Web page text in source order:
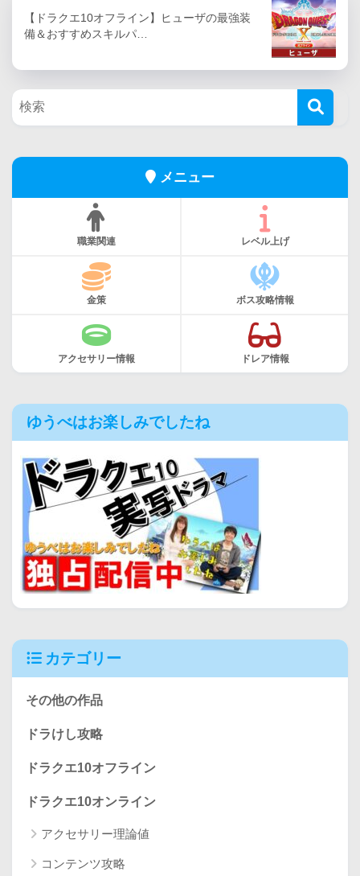
【ドラクエ10オフライン】ヒューザの最強装
備＆おすすめスキルパ…
メニュー
職業関連 レベル上げ
金策 ボス攻略情報
アクセサリー情報 ドレア情報
ゆうべはお楽しみでしたね
カテゴリー
その他の作品
ドラけし攻略
ドラクエ10オフライン
ドラクエ10オンライン
アクセサリー理論値
コンテンツ攻略